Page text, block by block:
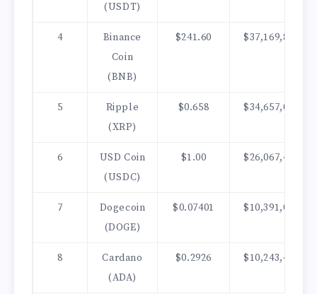
(USDT)
4
Binance
Coin
(BNB)
$241.60
5
Ripple
(XRP)
$0.658
6
USD Coin
(USDC)
$1.00
7
Dogecoin
(DOGE)
$0.07401
8
Cardano
(ADA)
$0.2926